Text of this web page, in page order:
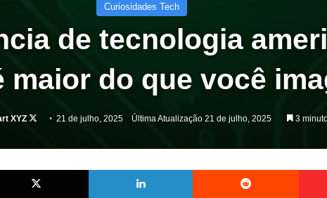
Curiosidades Tech
de tecnologia
maior do que você
XYZ
Follow
X
21 de julho, 2025 Última Atualização 21 de julho, 2025 3
X Linkedin Reddit